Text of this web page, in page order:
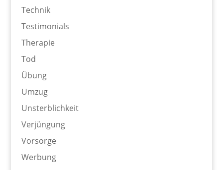
Technik
Testimonials
Therapie
Tod
Übung
Umzug
Unsterblichkeit
Verjüngung
Vorsorge
Werbung